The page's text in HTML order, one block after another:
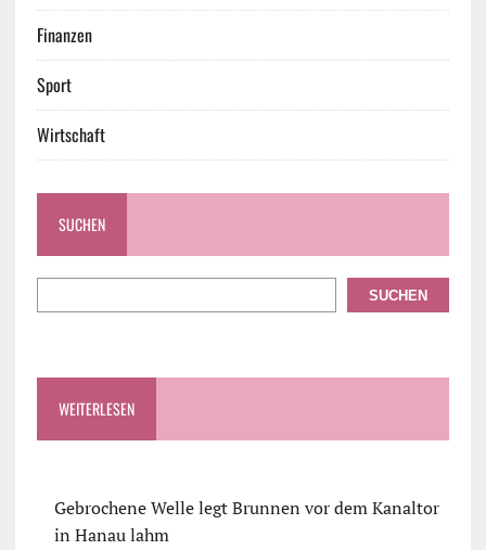
Finanzen
Sport
Wirtschaft
SUCHEN
SUCHEN
WEITERLESEN
Gebrochene Welle legt Brunnen vor dem Kanaltor
in Hanau lahm